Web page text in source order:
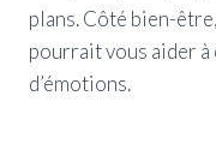
plans. Côté bien-
pourrait vous aider
d’émotions.